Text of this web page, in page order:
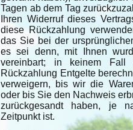
Tagen ab dem Tag
Ihren Widerruf dieses
diese Rückzahlung
das Sie bei der
es sei denn, mit Ihnen
vereinbart; in keinem Fall
Rückzahlung Entgelte
verweigern, bis wir die
oder bis Sie den Nachweis
zurückgesandt haben, je
Zeitpunkt ist.